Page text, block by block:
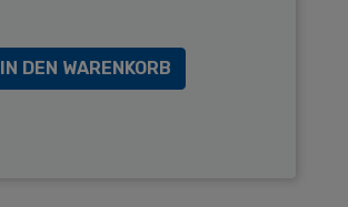
IN DEN WARENKORB